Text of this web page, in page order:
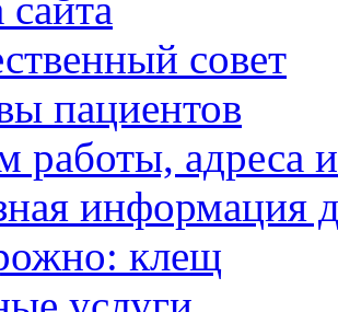
сайта
совет
пациентов
работы, адреса
информация
клещ